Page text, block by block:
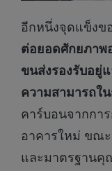
อีกหนึ่งจุดแข็งข
ต่อยอดศักยภาพ
ขนส่งรองรับอยู่
ความสามารถใ
คาร์บอนจากกา
อาคารใหม่ ขณ
และมาตรฐาน